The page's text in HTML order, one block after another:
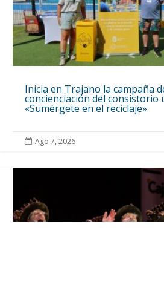
Inicia en Trajano la campaña
concienciación del consistorio
«Sumérgete en el reciclaje»
 Ago 7, 2026